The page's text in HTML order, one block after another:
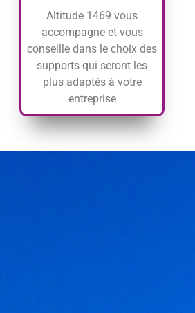
Altitude 1469 vous
accompagne et vous
conseille dans le choix des
supports qui seront les
plus adaptés à votre
entreprise